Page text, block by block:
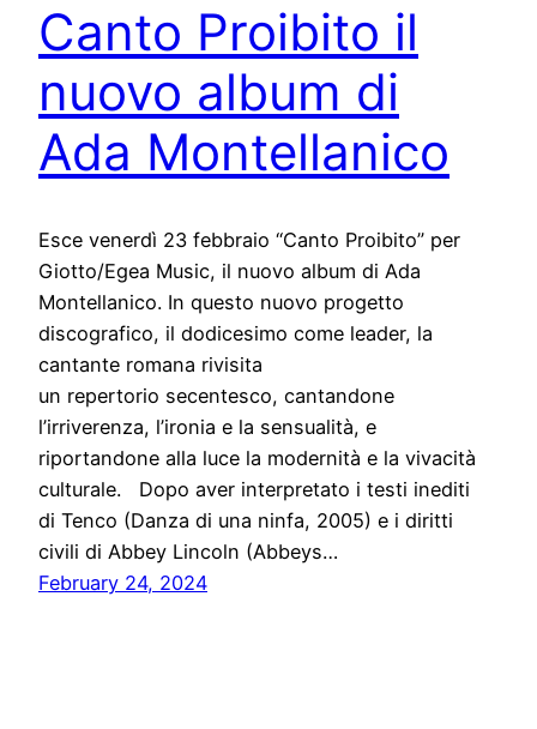
Canto Proibito il
nuovo album di
Ada Montellanico
Esce venerdì 23 febbraio “Canto Proibito” per
Giotto/Egea Music, il nuovo album di Ada
Montellanico. In questo nuovo progetto
discografico, il dodicesimo come leader, la
cantante romana rivisita
un repertorio secentesco, cantandone
l’irriverenza, l’ironia e la sensualità, e
riportandone alla luce la modernità e la vivacità
culturale. Dopo aver interpretato i testi inediti
di Tenco (Danza di una ninfa, 2005) e i diritti
civili di Abbey Lincoln (Abbeys…
February 24, 2024